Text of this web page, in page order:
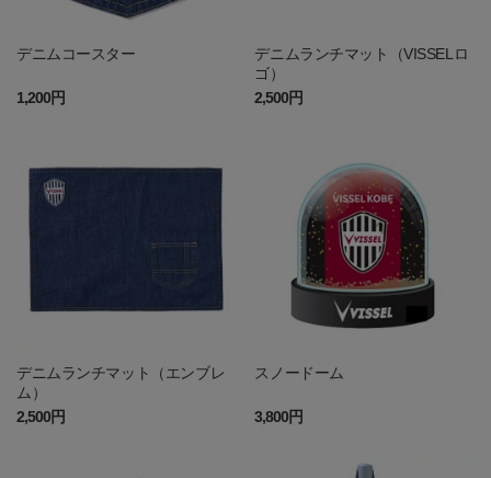
デニムコースター
1,200円
デニムランチマット（VISSELロ
ゴ）
2,500円
デニムランチマット（エンブレ
ム）
2,500円
スノードーム
3,800円